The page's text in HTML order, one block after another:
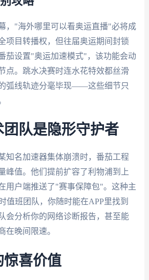
，"海外哪里可以看奥运直播"必将成
项目转播权，但往届奥运期间封锁
茄设置"奥运加速模式"，该功能会动
点。跳水决赛时连水花特效都丝滑
弧线轨迹分毫毕现——这些细节只
团队是隐形守护者
知名加速器集体崩溃时，番茄工程
峰值。他们提前扩容了利物浦到上
用户端推送了"赛事保障包"。这种主
值班团队，你随时能在APP里找到
会分析你的网络诊断报告，甚至能
在晚间限速。
惊喜价值